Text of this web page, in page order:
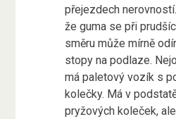
přejezdech
že guma se při
směru může mírně
stopy na podlaze.
mápaletový vozík s
kolečky. Má v
pryžových koleček,